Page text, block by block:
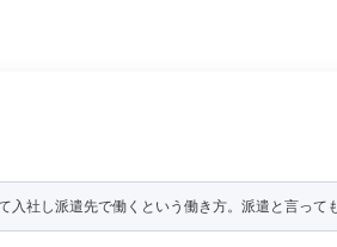
入社し派遣先で働くという働き方。派遣と言って